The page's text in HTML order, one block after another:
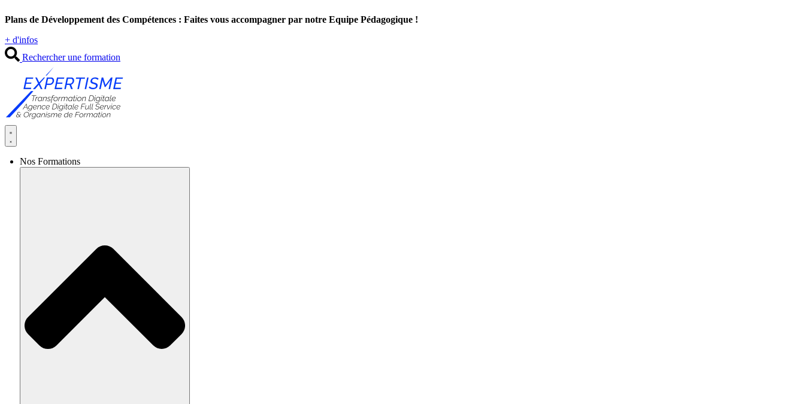
au
Plans de Développement des Compétences : Faites vous accompagner par notre Equipe Pédagogique !
+ d'infos
Rechercher une formation
Nos Formations